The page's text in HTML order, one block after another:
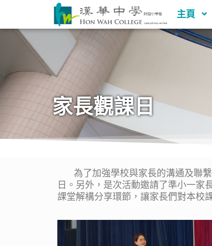
主頁
家長觀課日
為了加強學校與家長的溝通及聯繫
日。另外，是次活動邀請了準小一家
課堂解構分享環節，讓家長們對本校